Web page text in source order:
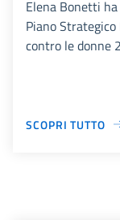
Elena Bonetti
Piano
contro le donne
SCOPRI TUTTO